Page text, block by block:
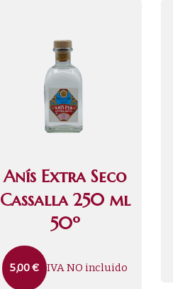
Anís Extra Seco
Cassalla 250 ml
50º
5,00€ IVA NO incluido